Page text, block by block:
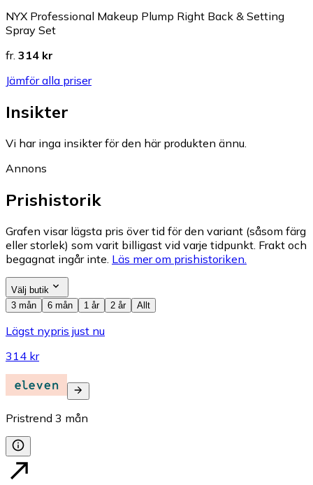
NYX Professional Makeup Plump Right Back & Setting
Spray Set
fr. 314 kr
Jämför alla priser
Insikter
Vi har inga insikter för den här produkten ännu.
Annons
Prishistorik
Grafen visar lägsta pris över tid för den variant (såsom färg
eller storlek) som varit billigast vid varje tidpunkt. Frakt och
begagnat ingår inte. Läs mer om prishistoriken.
Välj butik
3 mån
6 mån 1 år 2 år Allt
Lägst nypris just nu
314 kr
Pristrend 3 mån